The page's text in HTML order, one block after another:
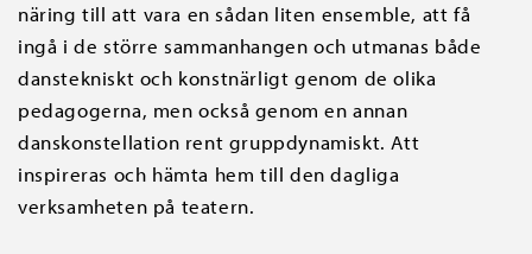
näring till att vara en sådan liten ensemble, att få
ingå i de större sammanhangen och utmanas både
danstekniskt och konstnärligt genom de olika
pedagogerna, men också genom en annan
danskonstellation rent gruppdynamiskt. Att
inspireras och hämta hem till den dagliga
verksamheten på teatern.